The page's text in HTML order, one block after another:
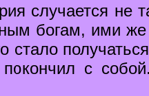
случается не
богам, ими
стало
с